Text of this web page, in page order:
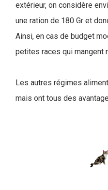
extérieur, on considère
une ration de 180 Gr et
Ainsi, en cas de budget
petites races qui mangent
Les autres régimes
mais ont tous des